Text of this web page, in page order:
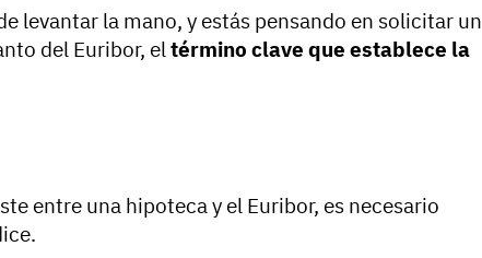
levantar la mano, y estás pensando en solicitar un
del Euribor, eltérmino clave que establece la
entre una hipoteca y el Euribor, es necesario